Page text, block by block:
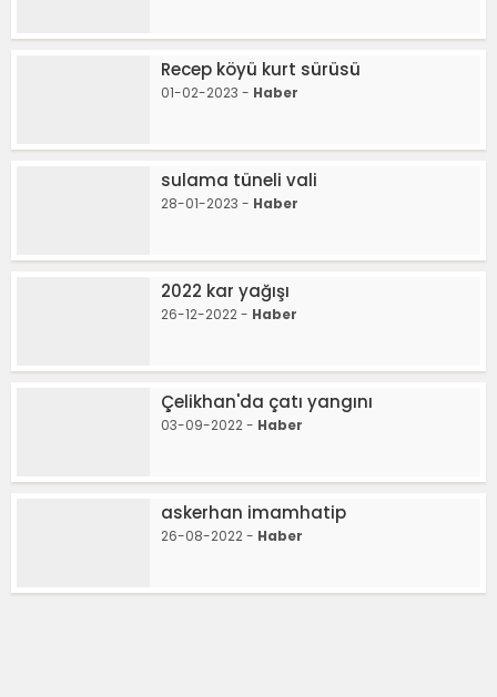
Recep köyü kurt sürüsü
01-02-2023 - Haber
sulama tüneli vali
28-01-2023 - Haber
2022 kar yağışı
26-12-2022 - Haber
Çelikhan'da çatı yangını
03-09-2022 - Haber
askerhan imamhatip
26-08-2022 - Haber